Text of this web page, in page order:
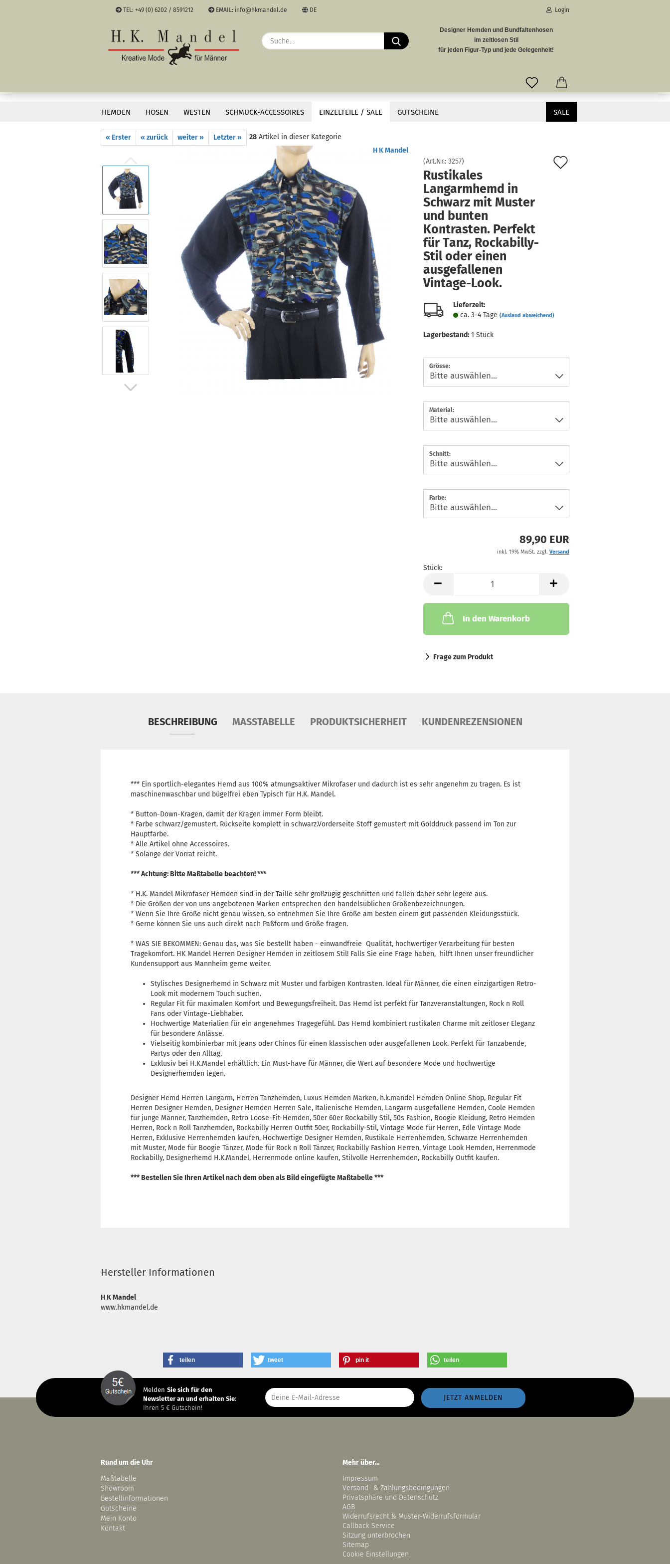
TEL: +49 (0) 6202 / 8591212 EMAIL: info@hkmandel.de DE
Sprache auswählen
Lieferland
Login
Suche...
Designer Hemden und Bundfaltenhosen
im zeitlosen Stil
für jeden Figur-Typ und jede Gelegenheit!
HEMDEN HOSEN WESTEN SCHMUCK-ACCESSOIRES EINZELTEILE / SALE GUTSCHEINE SALE
Rustikales Langarmhemd in Schwarz mit Muster und bunten Kontrasten. Perfekt für Tanz, Rockabilly-Stil oder einen ausgefallenen Vintage-Look.
« Erster « zurück weiter » Letzter » 28 Artikel in dieser Kategorie
H K Mandel
(Art.Nr.: 3257)
Rustikales
Langarmhemd in
Schwarz mit Muster
und bunten
Kontrasten. Perfekt
für Tanz, Rockabilly-
Stil oder einen
ausgefallenen
Vintage-Look.
Lieferzeit:
ca. 3-4 Tage (Ausland abweichend)
Lagerbestand: 1 Stück
Grösse:
Material:
Schnitt:
Farbe:
89,90 EUR
inkl. 19% MwSt. zzgl. Versand
Stück:
Stück
In den Warenkorb
Frage zum Produkt
BESCHREIBUNG MASSTABELLE PRODUKTSICHERHEIT KUNDENREZENSIONEN
*** Ein sportlich-elegantes Hemd aus 100% atmungsaktiver Mikrofaser und dadurch ist es sehr angenehm zu tragen. Es ist
maschinenwaschbar und bügelfrei eben Typisch für H.K. Mandel.
* Button-Down-Kragen, damit der Kragen immer Form bleibt.
* Farbe schwarz/gemustert. Rückseite komplett in schwarz.Vorderseite Stoff gemustert mit Golddruck passend im Ton zur
Hauptfarbe.
* Alle Artikel ohne Accessoires.
* Solange der Vorrat reicht.
*** Achtung: Bitte Maßtabelle beachten! ***
* H.K. Mandel Mikrofaser Hemden sind in der Taille sehr großzügig geschnitten und fallen daher sehr legere aus.
* Die Größen der von uns angebotenen Marken entsprechen den handelsüblichen Größenbezeichnungen.
* Wenn Sie Ihre Größe nicht genau wissen, so entnehmen Sie Ihre Größe am besten einem gut passenden Kleidungsstück.
* Gerne können Sie uns auch direkt nach Paßform und Größe fragen.
* WAS SIE BEKOMMEN: Genau das, was Sie bestellt haben - einwandfreie Qualität, hochwertiger Verarbeitung für besten
Tragekomfort. HK Mandel Herren Designer Hemden in zeitlosem Stil! Falls Sie eine Frage haben, hilft Ihnen unser freundlicher
Kundensupport aus Mannheim gerne weiter.
Stylisches Designerhemd in Schwarz mit Muster und farbigen Kontrasten. Ideal für Männer, die einen einzigartigen Retro-
Look mit modernem Touch suchen.
Regular Fit für maximalen Komfort und Bewegungsfreiheit. Das Hemd ist perfekt für Tanzveranstaltungen, Rock n Roll
Fans oder Vintage-Liebhaber.
Hochwertige Materialien für ein angenehmes Tragegefühl. Das Hemd kombiniert rustikalen Charme mit zeitloser Eleganz
für besondere Anlässe.
Vielseitig kombinierbar mit Jeans oder Chinos für einen klassischen oder ausgefallenen Look. Perfekt für Tanzabende,
Partys oder den Alltag.
Exklusiv bei H.K.Mandel erhältlich. Ein Must-have für Männer, die Wert auf besondere Mode und hochwertige
Designerhemden legen.
Designer Hemd Herren Langarm, Herren Tanzhemden, Luxus Hemden Marken, h.k.mandel Hemden Online Shop, Regular Fit
Herren Designer Hemden, Designer Hemden Herren Sale, Italienische Hemden, Langarm ausgefallene Hemden, Coole Hemden
für junge Männer, Tanzhemden, Retro Loose-Fit-Hemden, 50er 60er Rockabilly Stil, 50s Fashion, Boogie Kleidung, Retro Hemden
Herren, Rock n Roll Tanzhemden, Rockabilly Herren Outfit 50er, Rockabilly-Stil, Vintage Mode für Herren, Edle Vintage Mode
Herren, Exklusive Herrenhemden kaufen, Hochwertige Designer Hemden, Rustikale Herrenhemden, Schwarze Herrenhemden
mit Muster, Mode für Boogie Tänzer, Mode für Rock n Roll Tänzer, Rockabilly Fashion Herren, Vintage Look Hemden, Herrenmode
Rockabilly, Designerhemd H.K.Mandel, Herrenmode online kaufen, Stilvolle Herrenhemden, Rockabilly Outfit kaufen.
*** Bestellen Sie Ihren Artikel nach dem oben als Bild eingefügte Maßtabelle ***
Hersteller Informationen
H K Mandel
www.hkmandel.de
teilen tweet pin it teilen
Melden Sie sich für den
Newsletter an und erhalten Sie:
Ihren 5 € Gutschein!
Rund um die Uhr
Maßtabelle
Showroom
Bestellinformationen
Gutscheine
Mein Konto
Kontakt
Mehr über...
Impressum
Versand- & Zahlungsbedingungen
Privatsphäre und Datenschutz
AGB
Widerrufsrecht & Muster-Widerrufsformular
Callback Service
Sitzung unterbrochen
Sitemap
Cookie Einstellungen